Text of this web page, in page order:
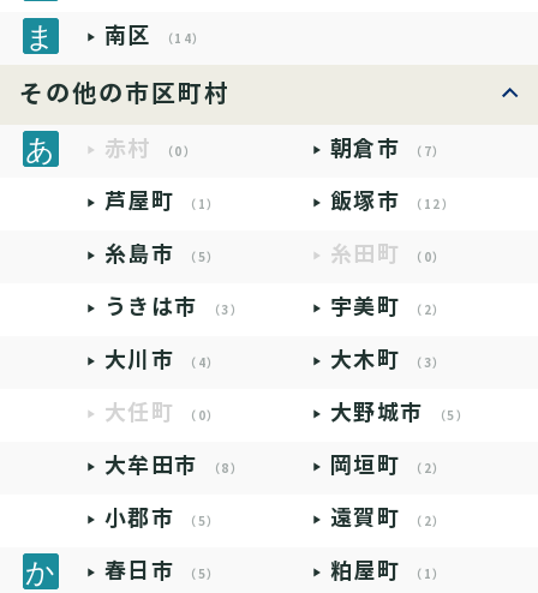
南区 （14）
その他の市区町村
赤村 （0） 朝倉市 （7）
芦屋町 （1） 飯塚市 （12）
糸島市 （5） 糸田町 （0）
うきは市 （3） 宇美町 （2）
大川市 （4） 大木町 （3）
大任町 （0） 大野城市 （5）
大牟田市 （8） 岡垣町 （2）
小郡市 （5） 遠賀町 （2）
春日市 （5） 粕屋町 （1）